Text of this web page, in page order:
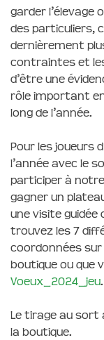
garder
des particuliers,
dernièrement
contraintes et
d’être une
rôle important
long de l’année.
Pour les joueurs
l’année avec le
participer à
gagner un
une visite guidée
trouvez les 7
coordonnées
boutique ou que
Voeux_2024_jeu.
Le tirage au sort
la boutique.